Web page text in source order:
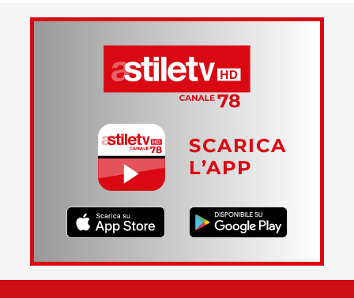
SCARICA
L’APP